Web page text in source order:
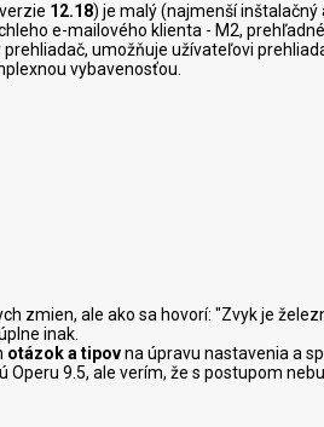
12.18) je malý (najmenší
e-mailového klienta - M2,
prehliadač, umožňuje užívateľovi
vybavenosťou.
zmien, ale ako sa hovorí: "Zvyk je
inak.
otázok a tipovna úpravu nastavenia a
Operu 9.5, ale verím, že s postupom